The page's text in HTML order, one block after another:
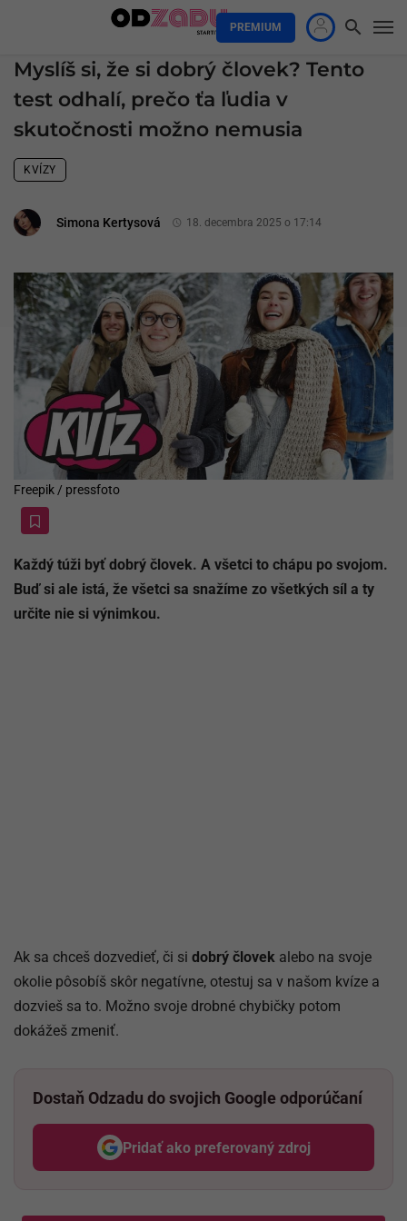
PREMIUM
Myslíš si, že si dobrý človek? Tento
test odhalí, prečo ťa ľudia v
skutočnosti možno nemusia
KVÍZY
Simona Kertysová 18. decembra 2025 o 17:14
Freepik / pressfoto
Každý túži byť dobrý človek. A všetci to chápu po svojom.
Buď si ale istá, že všetci sa snažíme zo všetkých síl a ty
určite nie si výnimkou.
Ak sa chceš dozvedieť, či si dobrý človek alebo na svoje
okolie pôsobíš skôr negatívne, otestuj sa v našom kvíze a
dozvieš sa to. Možno svoje drobné chybičky potom
dokážeš zmeniť.
Dostaň Odzadu do svojich Google odporúčaní
Pridať ako preferovaný zdroj
Odzadu, odkaz sa otvorí v